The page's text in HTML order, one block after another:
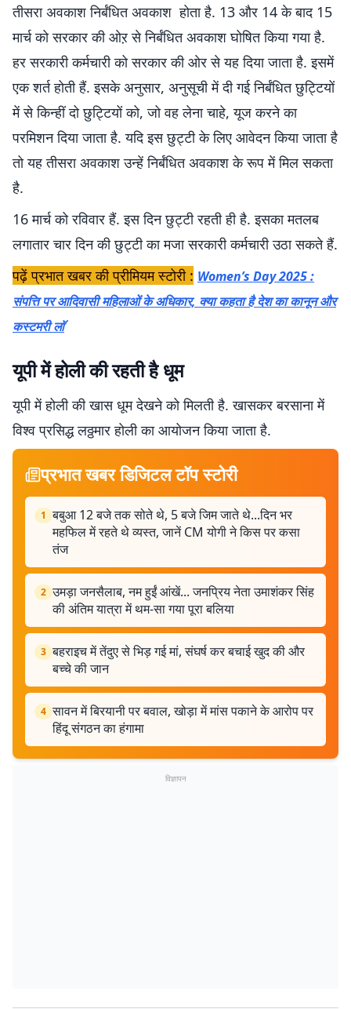
तीसरा अवकाश निर्बंधित अवकाश होता है. 13 और 14 के बाद 15
मार्च को सरकार की ओऱ से निर्बंधित अवकाश घोषित किया गया है.
हर सरकारी कर्मचारी को सरकार की ओर से यह दिया जाता है. इसमें
एक शर्त होती हैं. इसके अनुसार, अनुसूची में दी गई निर्बंधित छुट्टियों
में से किन्हीं दो छुट्टियों को, जो वह लेना चाहे, यूज करने का
परमिशन दिया जाता है. यदि इस छुट्टी के लिए आवेदन किया जाता है
तो यह तीसरा अवकाश उन्हें निर्बंधित अवकाश के रूप में मिल सकता
है.
16 मार्च को रविवार हैं. इस दिन छुट्टी रहती ही है. इसका मतलब
लगातार चार दिन की छुट्टी का मजा सरकारी कर्मचारी उठा सकते हैं.
पढ़ें प्रभात खबर की प्रीमियम स्टोरी : Women’s Day 2025 :
संपत्ति पर आदिवासी महिलाओं के अधिकार, क्या कहता है देश का कानून और
कस्टमरी लाॅ
यूपी में होली की रहती है धूम
यूपी में होली की खास धूम देखने को मिलती है. खासकर बरसाना में
विश्व प्रसिद्ध लठ्ठमार होली का आयोजन किया जाता है.
प्रभात खबर डिजिटल टॉप स्टोरी
1 बबुआ 12 बजे तक सोते थे, 5 बजे जिम जाते थे...दिन भर
महफिल में रहते थे व्यस्त, जानें CM योगी ने किस पर कसा
तंज
2 उमड़ा जनसैलाब, नम हुईं आंखें... जनप्रिय नेता उमाशंकर सिंह
की अंतिम यात्रा में थम-सा गया पूरा बलिया
3 बहराइच में तेंदुए से भिड़ गई मां, संघर्ष कर बचाई खुद की और
बच्चे की जान
4 सावन में बिरयानी पर बवाल, खोड़ा में मांस पकाने के आरोप पर
हिंदू संगठन का हंगामा
विज्ञापन